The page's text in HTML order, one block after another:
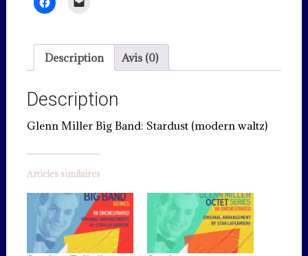
Description Avis (0)
Description
Glenn Miller Big Band: Stardust (modern waltz)
Articles similaires